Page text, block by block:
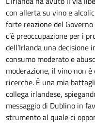
con allerta su vino e
forte reazione del
c’è preoccupazione per i
dell’Irlanda una
consumo moderato e
moderazione, il vino non
ricerche. È una mia
collega irlandese,
messaggio di Dublino in
strumento al quale ci